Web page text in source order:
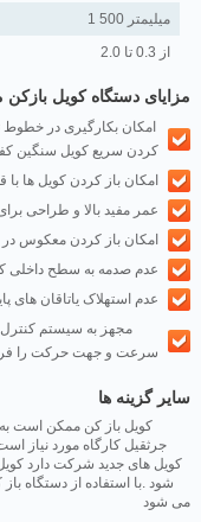
1 500 میلیمتر
از 0.3 تا 2.0
مزایای دستگاه کویل بازکن
کردن سریع کویل سنگین
.امکان باز کردن کویل ها با قطر داخلی 500 میلیمتر (
.عمر مفید بالا و طراحی برای ظرفیت
.امکان باز کردن معکوس
.عدم صدمه به سطح داخلی
.عدم استهلاک یاتاقان های
سرعت و جهت حرکت را
سایر گزینه ها
کویل باز کن ممکن است به
جرثقیل کارگاه مورد نیاز
کویل های جدید شرکت دارد
شود .با استفاده از دستگاه
می شود